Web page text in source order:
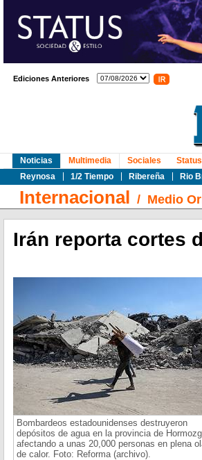
Ediciones Anteriores
Noticias
Reynosa
1/2 Tiempo Ribereña Rio
Multimedia Sociales Status
Internacional / Medio
Irán reporta cortes
Bombardeos estadounidenses destruyeron
depósitos de agua en la provincia de
afectando a unas 20,000 personas en plena
de calor. Foto: Reforma (archivo).